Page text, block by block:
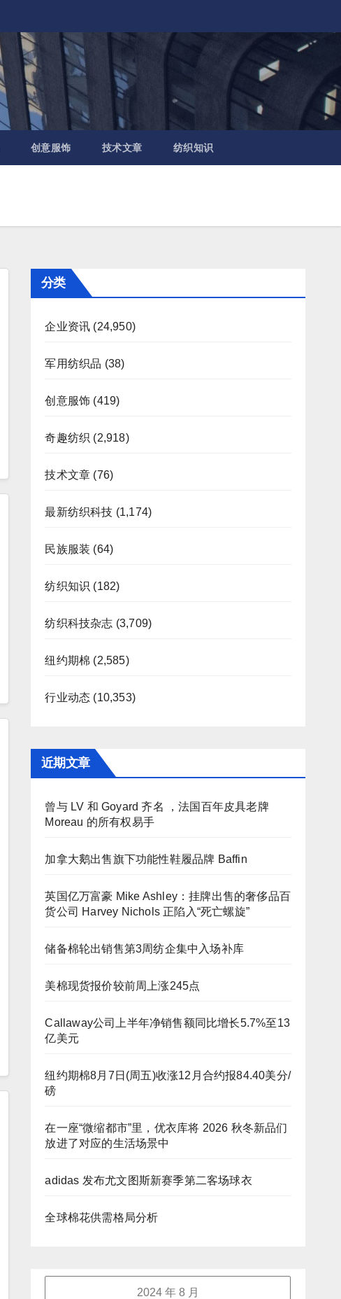
创意服饰 技术文章 纺织知识
分类
企业资讯 (24,950)
军用纺织品 (38)
创意服饰 (419)
奇趣纺织 (2,918)
技术文章 (76)
最新纺织科技 (1,174)
民族服装 (64)
纺织知识 (182)
纺织科技杂志 (3,709)
纽约期棉 (2,585)
行业动态 (10,353)
近期文章
曾与 LV 和 Goyard 齐名 ，法国百年皮具老牌
Moreau 的所有权易手
加拿大鹅出售旗下功能性鞋履品牌 Baffin
英国亿万富豪 Mike Ashley：挂牌出售的奢侈品百
货公司 Harvey Nichols 正陷入“死亡螺旋”
储备棉轮出销售第3周纺企集中入场补库
美棉现货报价较前周上涨245点
Callaway公司上半年净销售额同比增长5.7%至13
亿美元
纽约期棉8月7日(周五)收涨12月合约报84.40美分/
磅
在一座“微缩都市”里，优衣库将 2026 秋冬新品们
放进了对应的生活场景中
adidas 发布尤文图斯新赛季第二客场球衣
全球棉花供需格局分析
2024 年 8 月